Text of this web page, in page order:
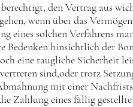
den Vertrag aus
wenn über das
eines solchen Verfahrens
Bedenken hinsichtlich der
eine taugliche Sicherheit
sind,oder trotz
mit einer
Zahlung eines fällig